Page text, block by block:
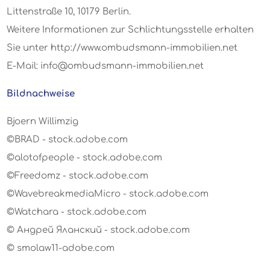
Littenstraße 10, 10179 Berlin.
Weitere Informationen zur Schlichtungsstelle erhalten
Sie unter http://www.ombudsmann-immobilien.net
E-Mail: info@ombudsmann-immobilien.net
Bildnachweise
Bjoern Willimzig
©BRAD - stock.adobe.com
©alotofpeople - stock.adobe.com
©Freedomz - stock.adobe.com
©WavebreakmediaMicro - stock.adobe.com
©Watchara - stock.adobe.com
© Андрей Яланский - stock.adobe.com
© smolaw11-adobe.com